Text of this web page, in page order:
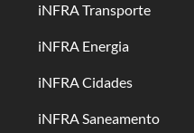
iNFRA Transporte
iNFRA Energia
iNFRA Cidades
iNFRA Saneamento